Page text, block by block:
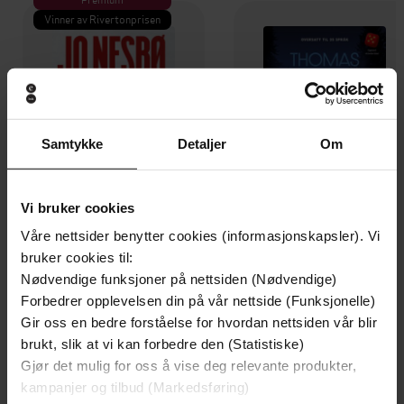
Samtykke Detaljer Om
Vi bruker cookies
Våre nettsider benytter cookies (informasjonskapsler). Vi
bruker cookies til:
Nødvendige funksjoner på nettsiden (Nødvendige)
Forbedrer opplevelsen din på vår nettside (Funksjonelle)
Gir oss en bedre forståelse for hvordan nettsiden vår blir
brukt, slik at vi kan forbedre den (Statistiske)
Gjør det mulig for oss å vise deg relevante produkter,
kampanjer og tilbud (Markedsføring)
Vinner av Rivertonprisen
199,-
Minnesota
Jo Nesbø
EBOK
229,-
Skinndød
Thomas Enger